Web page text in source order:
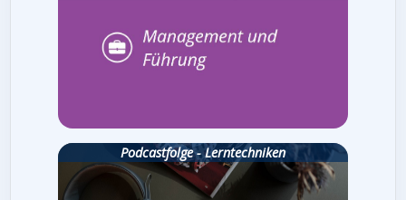
Podcastfolge - Lerntechniken